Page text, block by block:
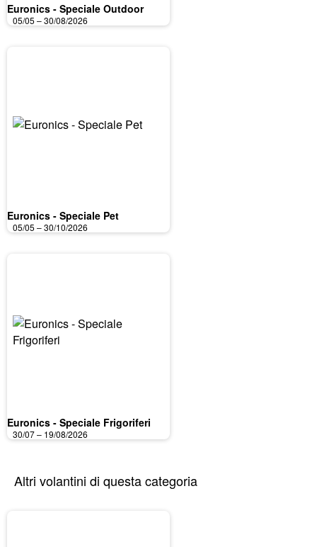
Euronics - Speciale Outdoor
05/05 – 30/08/2026
Euronics - Speciale Pet
05/05 – 30/10/2026
Euronics - Speciale Frigoriferi
30/07 – 19/08/2026
Altri volantini di questa categoria